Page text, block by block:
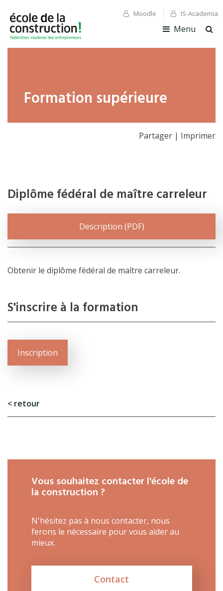
✕ Fermer
Formations
Contact
proFonds
✕ Fermer
Recherche
Moodle IS-Academia
Menu
la
Formation supérieure
Partager | Imprimer
< retour
Diplôme fédéral de maître carreleur
Description (PDF)
Obtenir le diplôme fédéral de maître carreleur.
S'inscrire à la formation
Inscription
Vous souhaitez contacter l'école de
la construction ?
N'hésitez pas à nous contacter, nous
ferons le nécessaire pour vous aider au
mieux.
Contact